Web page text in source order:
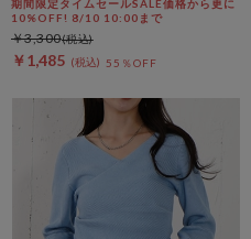
期間限定タイムセールSALE価格から更に
10%OFF! 8/10 10:00まで
￥1,485 55％OFF
￥3,300